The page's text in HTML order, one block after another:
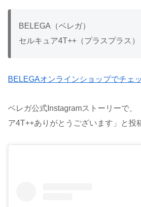
BELEGA（ベレガ）
セルキュア4T++（プラスプラス）
BELEGAオンラインショップでチェ
ベレガ公式Instagramストーリーで、
ア4T++ありがとうございます」と投